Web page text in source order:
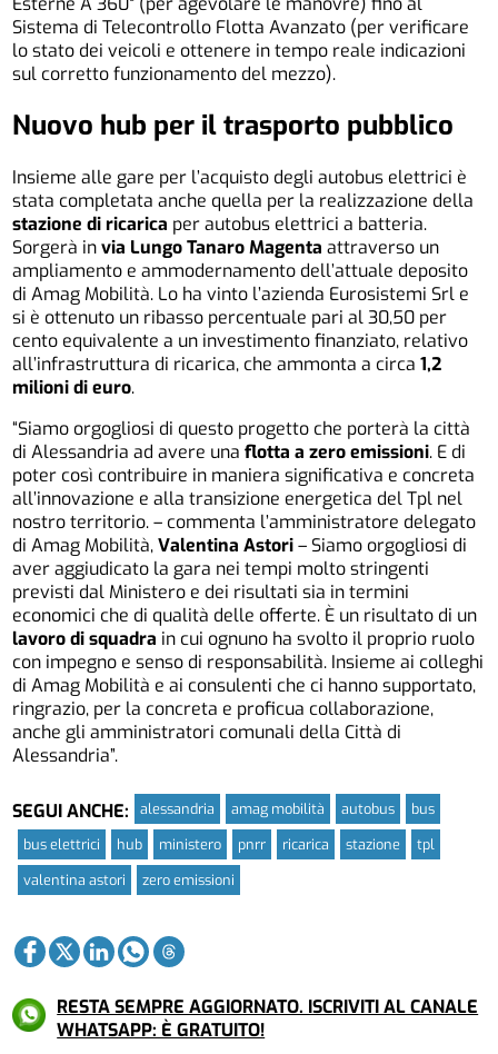
Sistema di Telecontrollo Flotta Avanzato (per verificare
lo stato dei veicoli e ottenere in tempo reale indicazioni
sul corretto funzionamento del mezzo).
Nuovo hub per il trasporto pubblico
Insieme alle gare per l’acquisto degli autobus elettrici è
stata completata anche quella per la realizzazione della
stazione di ricarica per autobus elettrici a batteria.
Sorgerà invia Lungo Tanaro Magenta attraverso un
ampliamento e ammodernamento dell’attuale deposito
di Amag Mobilità. Lo ha vinto l’azienda Eurosistemi Srl e
si è ottenuto un ribasso percentuale pari al 30,50 per
cento equivalente a un investimento finanziato, relativo
all’infrastruttura di ricarica, che ammonta a circa1,2
milioni di euro.
“Siamo orgogliosi di questo progetto che porterà la città
di Alessandria ad avere unaflotta a zero emissioni. E di
poter così contribuire in maniera significativa e concreta
all’innovazione e alla transizione energetica del Tpl nel
nostro territorio. – commenta l’amministratore delegato
di Amag Mobilità,Valentina Astori– Siamo orgogliosi di
aver aggiudicato la gara nei tempi molto stringenti
previsti dal Ministero e dei risultati sia in termini
economici che di qualità delle offerte. È un risultato di un
lavoro di squadra in cui ognuno ha svolto il proprio ruolo
con impegno e senso di responsabilità. Insieme ai colleghi
di Amag Mobilità e ai consulenti che ci hanno supportato,
ringrazio, per la concreta e proficua collaborazione,
anche gli amministratori comunali della Città di
Alessandria”.
SEGUI ANCHE: alessandria amag mobilità autobus
bus
bus elettrici
hub ministero pnrr ricarica stazione
tpl
valentina astori
zero emissioni
RESTA SEMPRE AGGIORNATO. ISCRIVITI AL CANALE
WHATSAPP: È GRATUITO!